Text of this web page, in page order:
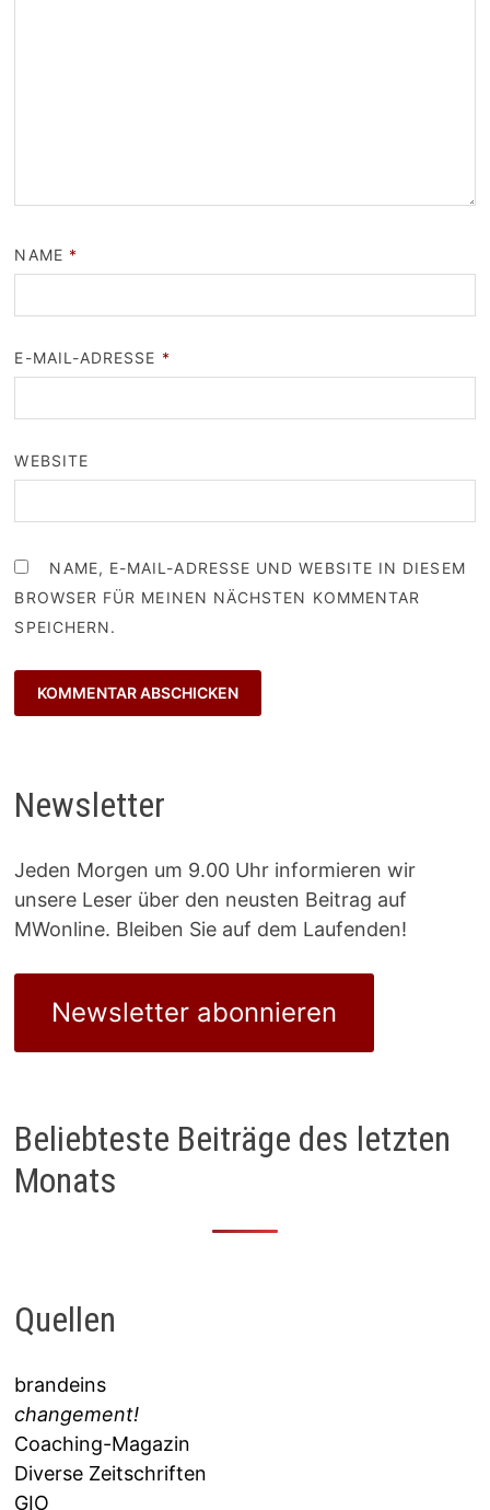
NAME *
E-MAIL-ADRESSE *
WEBSITE
NAME, E-MAIL-ADRESSE UND WEBSITE IN DIESEM
BROWSER FÜR MEINEN NÄCHSTEN KOMMENTAR
SPEICHERN.
Newsletter
Jeden Morgen um 9.00 Uhr informieren wir
unsere Leser über den neusten Beitrag auf
MWonline. Bleiben Sie auf dem Laufenden!
Newsletter abonnieren
Beliebteste Beiträge des letzten
Monats
Quellen
brandeins
changement!
Coaching-Magazin
Diverse Zeitschriften
GIO